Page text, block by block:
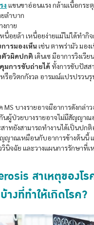
ง แขนขาอ่อนแรง กล้ามเนื้อกระตุ
ลำบาก
งกาย
นื่อยล้า เหนื่อยง่ายแม้ไม่ได้ทำกิ
ารมองเห็นเช่น ตาพร่ามัว มอ
วผิดปกติ เดินเซ มีอาการวิงเวี
มการขับถ่ายได้ทั้งการขับปัสส
หรือวิตกกังวล อารมณ์แปรปรวน
MS บางรายอาจมีอาการดังกล่า
ผู้ป่วยบางรายอาจไม่มีสัญญาณอ
สาทยังสามารถทำงานได้เป็นปกติ
ญญาณเหมือนกับอาการข้างต้นนี้
นิจฉัย และวางแผนการรักษาที่เ
สาเหตุของโร
งที่ทำให้เกิดโรค?